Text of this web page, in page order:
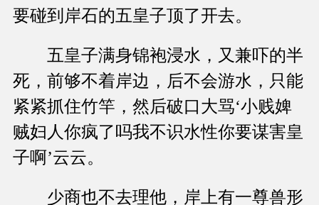
要碰到岸石的五皇子顶了开去。
五皇子满身锦袍浸水，又兼吓的半
死，前够不着岸边，后不会游水，只能
紧紧抓住竹竿，然后破口大骂‘小贱婢
贼妇人你疯了吗我不识水性你要谋害皇
子啊’云云。
少商也不去理他，岸上有一尊兽形